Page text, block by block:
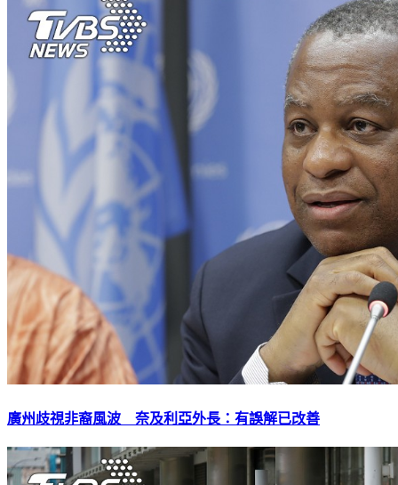
廣州歧視非裔風波 奈及利亞外長：有誤解已改善